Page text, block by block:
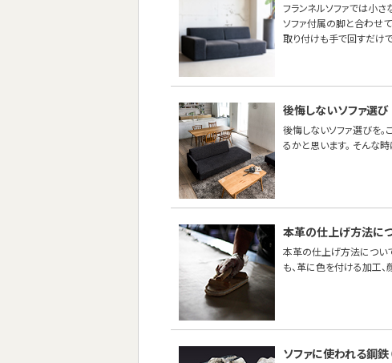
フランネルソファでは小さ
ソファ付属の脚と合わせ
取り付けも手で回すだけ
後悔しないソファ選び
後悔しないソファ選びを
るかと思います。 そんな
本革の仕上げ方法に
本革の仕上げ方法につい
も、革に色を付ける加工
ソファに使われる鋼鉄